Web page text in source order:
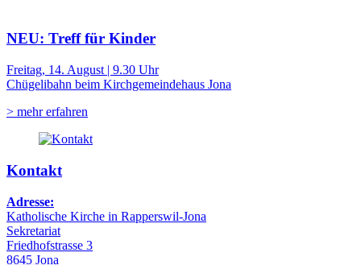
NEU: Treff für Kinder
Freitag, 14. August | 9.30 Uhr
Chügelibahn beim Kirchgemeindehaus Jona
> mehr erfahren
Kontakt
Adresse:
Katholische Kirche in Rapperswil-Jona
Sekretariat
Friedhofstrasse 3
8645 Jona